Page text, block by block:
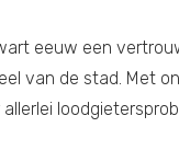
eeuw een
van de stad. Met